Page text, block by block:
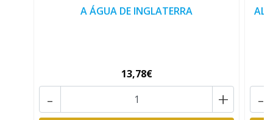
A ÁGUA DE INGLATERRA
13,78€
+
- -